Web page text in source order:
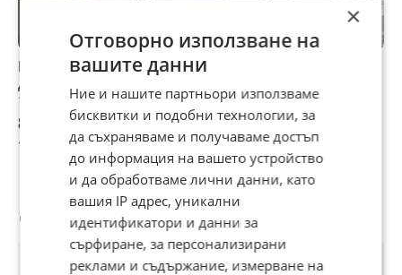
Компютър
двигател A 646
153 15 79
Mercedes E 220
W211 646
85 €
166,25 лв
Компютър
Mercedes W203,
76,69 €
149,99 лв
Mercedes S320 cdi
76,69 €
149,99 лв
Потребител
×
Отговорно използване на
вашите данни
Ние и нашите партньори използваме
бисквитки и подобни технологии, за
да съхраняваме и получаваме достъп
до информация на вашето устройство
и да обработваме лични данни, като
вашия IP адрес, уникални
идентификатори и данни за
сърфиране, за персонализирани
реклами и съдържание, измерване на